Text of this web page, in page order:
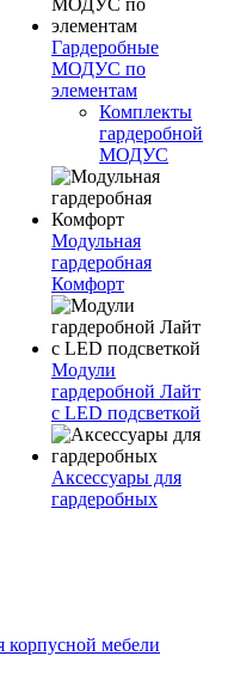
Гардеробные
МОДУС по
элементам
Комплекты
гардеробной
МОДУС
Модульная
гардеробная
Комфорт
Модули
гардеробной Лайт
с LED подсветкой
Аксессуары для
гардеробных